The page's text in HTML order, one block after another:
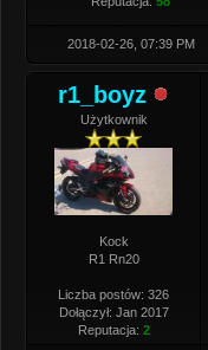
2018-02-26, 07:39 PM
r1_boyz
Użytkownik
Kock
R1 Rn20
Liczba postów: 326
Dołączył: Jan 2017
Reputacja: 2